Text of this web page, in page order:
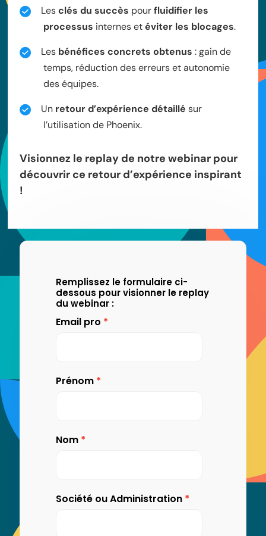
Lesclés du succès pourfluidifier les
processus internes etéviter les blocages.
Les bénéfices concrets obtenus : gain de
temps, réduction des erreurs et autonomie
des équipes.
Un retour d’expérience détaillé sur
l’utilisation de Phoenix.
Visionnez le replay de notre webinar pour
découvrir ce retour d’expérience inspirant
!
Remplissez le formulaire ci-
dessous pour visionner le replay
du webinar :
Email pro
Prénom
Nom
Société ou Administration